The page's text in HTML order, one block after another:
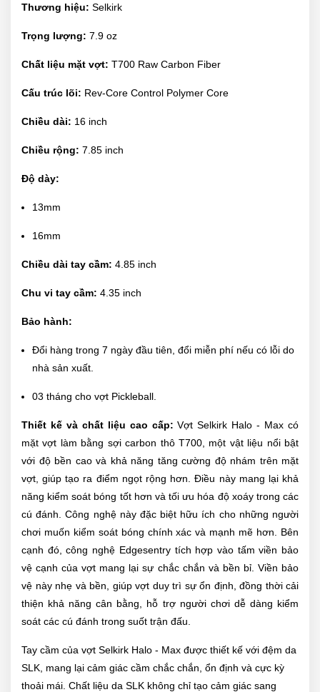
Thương hiệu: Selkirk
Trọng lượng: 7.9 oz
Chất liệu mặt vợt: T700 Raw Carbon Fiber
Cấu trúc lõi: Rev-Core Control Polymer Core
Chiều dài: 16 inch
Chiều rộng: 7.85 inch
Độ dày:
13mm
16mm
Chiều dài tay cầm: 4.85 inch
Chu vi tay cầm: 4.35 inch
Bảo hành:
Đổi hàng trong 7 ngày đầu tiên, đổi miễn phí nếu có lỗi do
nhà sản xuất.
03 tháng cho vợt Pickleball.
Thiết kế và chất liệu cao cấp:Vợt Selkirk Halo - Max có
mặt vợt làm bằng sợi carbon thô T700, một vật liệu nổi bật
với độ bền cao và khả năng tăng cường độ nhám trên mặt
vợt, giúp tạo ra điểm ngọt rộng hơn. Điều này mang lại khả
năng kiểm soát bóng tốt hơn và tối ưu hóa độ xoáy trong các
cú đánh. Công nghệ này đặc biệt hữu ích cho những người
chơi muốn kiểm soát bóng chính xác và mạnh mẽ hơn. Bên
cạnh đó, công nghệ Edgesentry tích hợp vào tấm viền bảo
vệ cạnh của vợt mang lại sự chắc chắn và bền bỉ. Viền bảo
vệ này nhẹ và bền, giúp vợt duy trì sự ổn định, đồng thời cải
thiện khả năng cân bằng, hỗ trợ người chơi dễ dàng kiểm
soát các cú đánh trong suốt trận đấu.
Tay cầm của vợt Selkirk Halo - Max được thiết kế với đệm da
SLK, mang lại cảm giác cầm chắc chắn, ổn định và cực kỳ
thoải mái. Chất liệu da SLK không chỉ tạo cảm giác sang